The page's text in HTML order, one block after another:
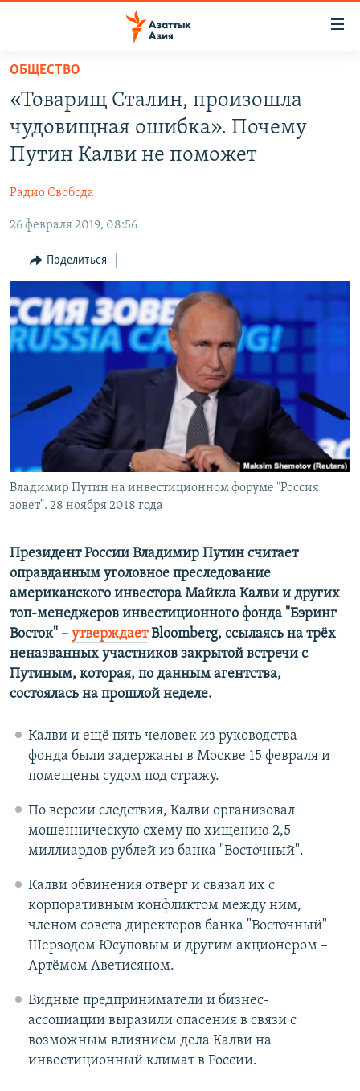
Вернуться
основному
содержанию
Вернутся
главной
Вернутся
поиску
КАЗАХСТАН
КЫРГЫЗСТАН
ТАДЖИКИСТАН
НОВОСТИ
ВОЙНА В УКРАИНЕ
ҚАЗАҚША
КЫРГЫЗЧА
ЎЗБЕКЧА
TÜRKMENÇE
ПОДПИШИТЕСЬ НА НАС В СОЦСЕТЯХ
Все сайты РСЕ/РС
ОБЩЕСТВО
«Товарищ Сталин, произошла
чудовищная ошибка». Почему
Путин Калви не поможет
Радио Свобода
26 февраля 2019, 08:56
Поделиться
Владимир Путин на инвестиционном форуме "Россия
зовет". 28 ноября 2018 года
Президент России Владимир Путин считает
оправданным уголовное преследование
американского инвестора Майкла Калви и других
топ-менеджеров инвестиционного фонда "Бэринг
Восток" – утверждаетBloomberg, ссылаясь на трёх
неназванных участников закрытой встречи с
Путиным, которая, по данным агентства,
состоялась на прошлой неделе.
Калви и ещё пять человек из руководства
фонда были задержаны в Москве 15 февраля и
помещены судом под стражу.
По версии следствия, Калви организовал
мошенническую схему по хищению 2,5
миллиардов рублей из банка "Восточный".
Калви обвинения отверг и связал их с
корпоративным конфликтом между ним,
членом совета директоров банка "Восточный"
Шерзодом Юсуповым и другим акционером –
Артёмом Аветисяном.
Видные предприниматели и бизнес-
ассоциации выразили опасения в связи с
возможным влиянием дела Калви на
инвестиционный климат в России.